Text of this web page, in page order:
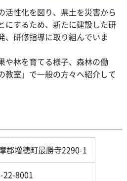
活性化を図り、県土を災害から
にするため、新たに建設した研
、研修指導に取り組んでいま
や林を育てる様子、森林の働
教室」で一般の方々へ紹介して
郡増穂町最勝寺2290-1
22-8001